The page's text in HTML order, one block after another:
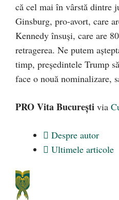
că cel mai în vârstă dintre
Ginsburg, pro-avort, care
Kennedy însuși, care are
retragerea. Ne putem
timp, președintele Trump
face o nouă nominalizare,
PRO Vita București via
Despre autor
Ultimele articole